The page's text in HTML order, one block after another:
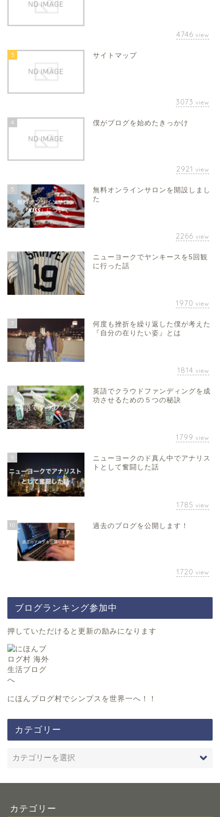
4746 view
3 サイトマップ
3073 view
4 僕がブログを始めたきっかけ
2921 view
5
無料オンラインサロンを開設しまし
た
2266 view
6
ニューヨークでヤンキースを5回観
に行った話
1970 view
7
何度も挫折を繰り返した僕が考えた
『自分の在りたい姿』とは
1814 view
8
英語でクラウドファンディングを成
功させるための５つの秘訣
1799 view
9
ニューヨークのド真ん中でアナリス
トとして奮闘した話
1785 view
10 過去のブログを公開します！
1720 view
ブログランキング参加中
押していただけると更新の励みになります
にほんブログ村でシンプスを世界一へ！！
カテゴリー
カテゴリー